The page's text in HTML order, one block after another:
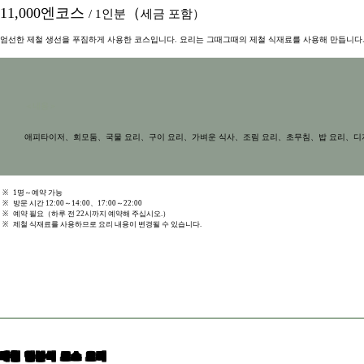
11,000엔코스 / 1인분 （세금 포함）
엄선한 제철 생선을 푸짐하게 사용한 코스입니다. 요리는 그때그때의 제철 식재료를 사용해 만듭니다.
애피타이저、회모둠、국물 요리、구이 요리、가벼운 식사、조림 요리、초무침、밥 요리、디
※
1명～예약 가능
※
방문 시간 12:00～14:00、17:00～22:00
※
예약 필요（하루 전 22시까지 예약해 주십시오.）
※
제철 식재료를 사용하므로 요리 내용이 변경될 수 있습니다.
제철 일본식 코스 요리